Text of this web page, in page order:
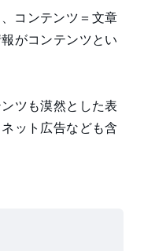
コンテンツ＝文章
がコンテンツとい
ツも漠然とした表
ット広告なども含